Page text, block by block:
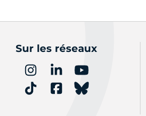
Sur les réseaux